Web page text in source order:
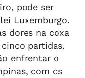
pode ser
Luxemburgo.
dores na coxa
partidas.
enfrentar o
com os